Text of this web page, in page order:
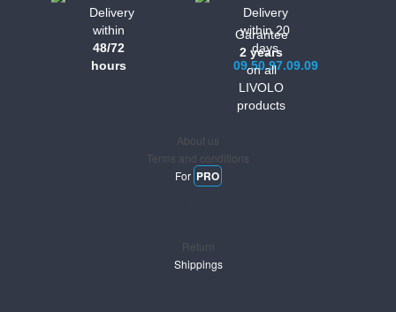
Delivery
within
48/72
hours
Delivery
within 20
days
09.50.97.09.09
Garantee
2 years
on all
LIVOLO
products
About us
Terms and conditions
For PRO
Return
Shippings